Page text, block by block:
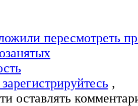
пересмотреть
зарегистрируйтесь ,
оставлять